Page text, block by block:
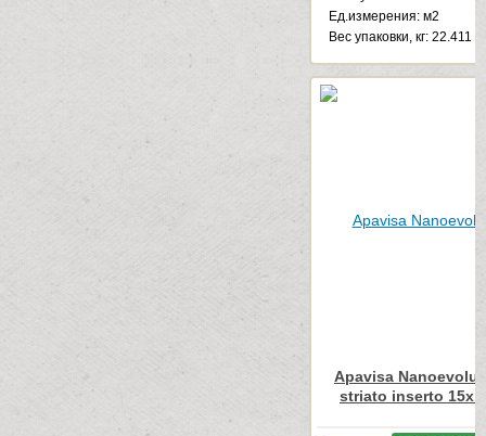
Ед.измерения: м2
Веc упаковки, кг: 22.411
Apavisa
striato inserto